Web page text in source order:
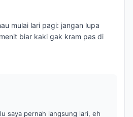
mulai lari pagi: jangan lupa
biar kaki gak kram pas di
saya pernah langsung lari, eh